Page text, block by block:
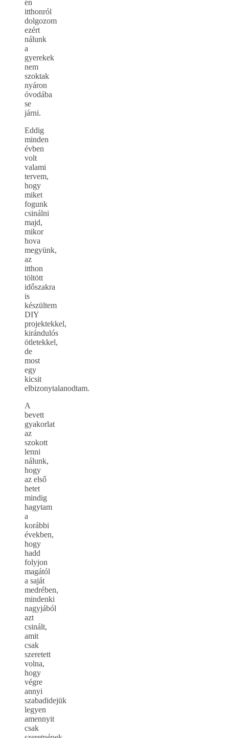
én
itthonról
dolgozom
ezért
nálunk
a
gyerekek
nem
szoktak
nyáron
óvodába
se
járni.
Eddig
minden
évben
volt
valami
tervem,
hogy
miket
fogunk
csinálni
majd,
mikor
hova
megyünk,
az
itthon
töltött
időszakra
is
készültem
DIY
projektekkel,
kirándulós
ötletekkel,
de
most
egy
kicsit
elbizonytalanodtam.
A
bevett
gyakorlat
az
szokott
lenni
nálunk,
hogy
az első
hetet
mindig
hagytam
a
korábbi
években,
hogy
hadd
folyjon
magától
a saját
medrében,
mindenki
nagyjából
azt
csinált,
amit
csak
szeretett
volna,
hogy
végre
annyi
szabadidejük
legyen
amennyit
csak